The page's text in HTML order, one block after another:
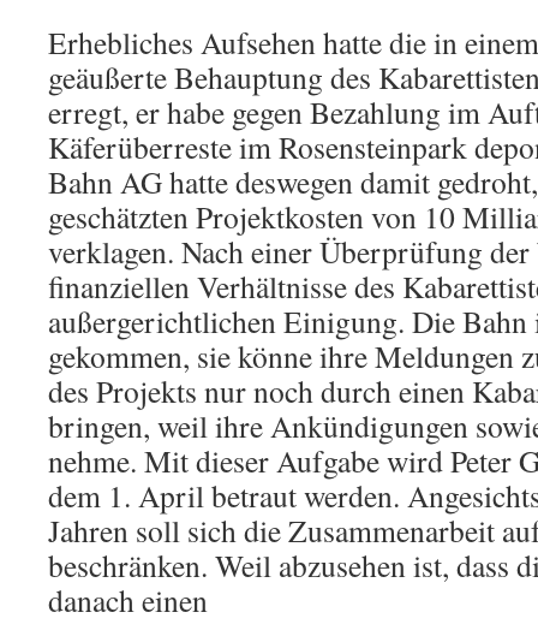
Erhebliches Aufsehen hatte die in
geäußerte Behauptung des
erregt, er habe gegen Bezahlung im
Käferüberreste im Rosensteinpark
Bahn AG hatte deswegen damit
geschätzten Projektkosten von 10
verklagen. Nach einer Überprüfung der
finanziellen Verhältnisse des
außergerichtlichen Einigung. Die
gekommen, sie könne ihre Meldungen
des Projekts nur noch durch einen
bringen, weil ihre Ankündigungen
nehme. Mit dieser Aufgabe wird Peter
dem 1. April betraut werden.
Jahren soll sich die Zusammenarbeit
beschränken. Weil abzusehen ist, dass
danach einen